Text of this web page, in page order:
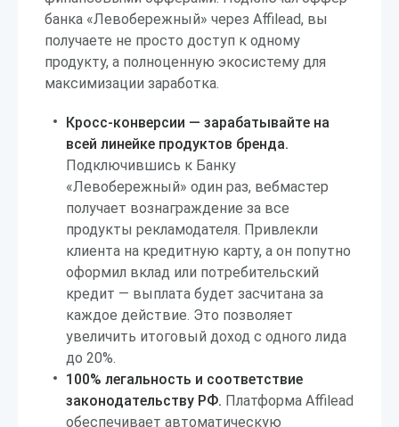
банка «Левобережный» через Affilead, вы
получаете не просто доступ к одному
продукту, а полноценную экосистему для
максимизации заработка.
Кросс-конверсии — зарабатывайте на
всей линейке продуктов бренда.
Подключившись к Банку
«Левобережный» один раз, вебмастер
получает вознаграждение за все
продукты рекламодателя. Привлекли
клиента на кредитную карту, а он попутно
оформил вклад или потребительский
кредит — выплата будет засчитана за
каждое действие. Это позволяет
увеличить итоговый доход с одного лида
до 20%.
100% легальность и соответствие
законодательству РФ. Платформа Affilead
обеспечивает автоматическую